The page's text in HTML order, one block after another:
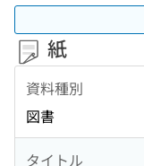
紙
資料種別
図書
タイトル